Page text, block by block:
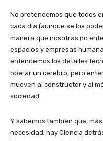
No pretendemos que todos
cada día (aunque se los
manera que nosotras no
espacios y empresas
entendemos los detalles
operar un cerebro, pero
mueven al constructor y al
sociedad.
Y sabemos también que,
necesidad, hay Ciencia